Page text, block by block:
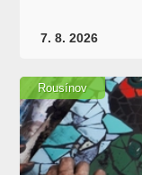
7. 8. 2026
Rousínov